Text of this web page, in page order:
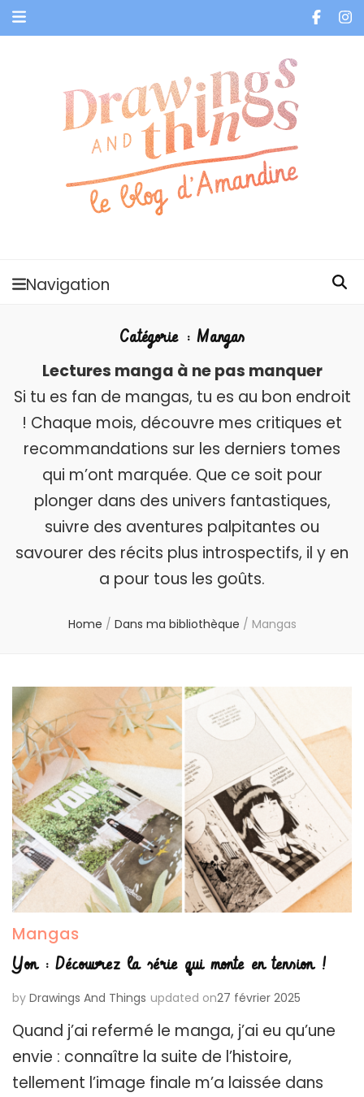
Navigation
Catégorie : Mangas
Lectures manga à ne pas manquer
Si tu es fan de mangas, tu es au bon endroit
! Chaque mois, découvre mes critiques et
recommandations sur les derniers tomes
qui m’ont marquée. Que ce soit pour
plonger dans des univers fantastiques,
suivre des aventures palpitantes ou
savourer des récits plus introspectifs, il y en
a pour tous les goûts.
Home / Dans ma bibliothèque / Mangas
Mangas
Yon : Découvrez la série qui monte en tension !
by Drawings And Things updated on27 février 2025
Quand j’ai refermé le manga, j’ai eu qu’une
envie : connaître la suite de l’histoire,
tellement l’image finale m’a laissée dans